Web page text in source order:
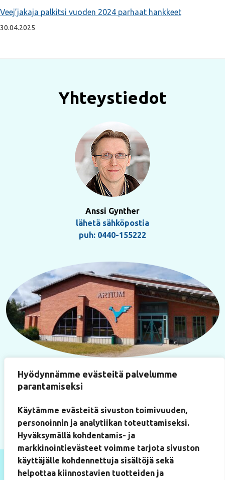
Hyödynnämme evästeitä palvelumme
parantamiseksi
Käytämme evästeitä sivuston toimivuuden,
personoinnin ja analytiikan toteuttamiseksi.
Hyväksymällä kohdentamis- ja
markkinointievästeet voimme tarjota sivuston
käyttäjälle kohdennettuja sisältöjä sekä
helpottaa kiinnostavien tuotteiden ja
Veej’jakaja palkitsi vuoden 2024 parhaat hankkeet
30.04.2025
Yhteystiedot
Anssi Gynther
lähetä sähköpostia
puh: 0440-155222
Käyntiosoite
Paukkulantie 22
50170 Mikkeli